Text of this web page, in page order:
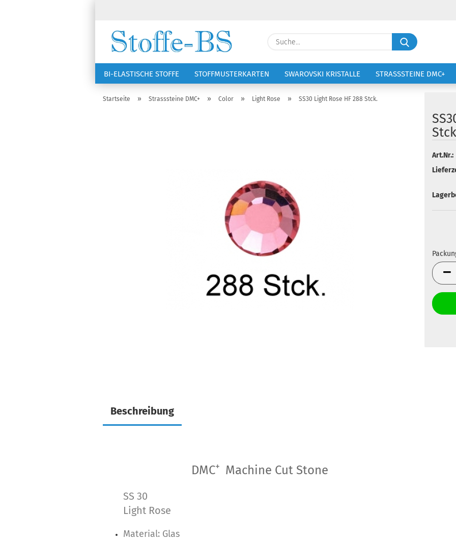
Lieferland Suche...
BI-ELASTISCHE STOFFE STOFFMUSTERKARTEN SWAROVSKI KRISTALLE STRASSSTEINE DMC+
NÄHZUBEHÖR RSG KAPPEN VOLTIGIERANZÜGE STICKEREI
Startseite » Strasssteine DMC+ » Color » Light Rose » SS30 Light Rose HF 288 Stck.
Art.Nr.:
Beschreibung
DMC+ Machine Cut Stone
SS 30
Light Rose
Material: Glas